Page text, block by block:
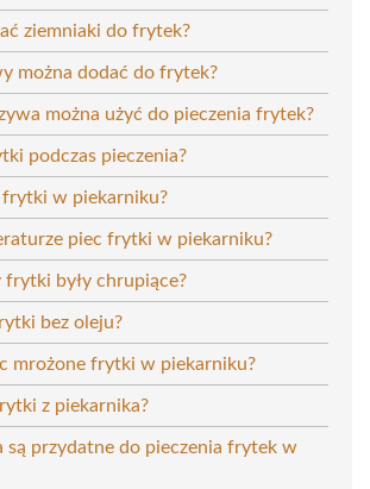
ziemniaki do frytek?
można dodać do frytek?
można użyć do pieczenia frytek?
podczas pieczenia?
frytki w piekarniku?
piec frytki w piekarniku?
frytki były chrupiące?
bez oleju?
mrożone frytki w piekarniku?
z piekarnika?
są przydatne do pieczenia frytek w